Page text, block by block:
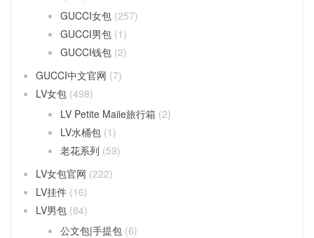
GUCCI女包 (257)
GUCCI男包 (1)
GUCCI钱包 (2)
GUCCI中文官网 (7)
LV女包 (498)
LV Petite Maiie旅行箱 (2)
LV水桶包 (1)
老花系列 (59)
LV女包官网 (222)
LV挂件 (16)
LV男包 (84)
公文包|手提包 (6)